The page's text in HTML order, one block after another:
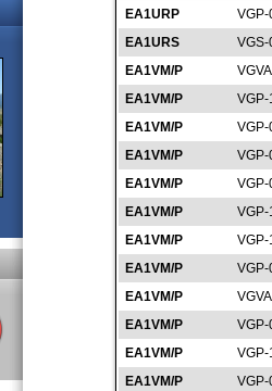
EA1URP
EA1URS
EA1VM/P
EA1VM/P
EA1VM/P
EA1VM/P
EA1VM/P
EA1VM/P
EA1VM/P
VGP-
EA1VM/P
EA1VM/P
EA1VM/P
EA1VM/P
VGP-
EA1VM/P